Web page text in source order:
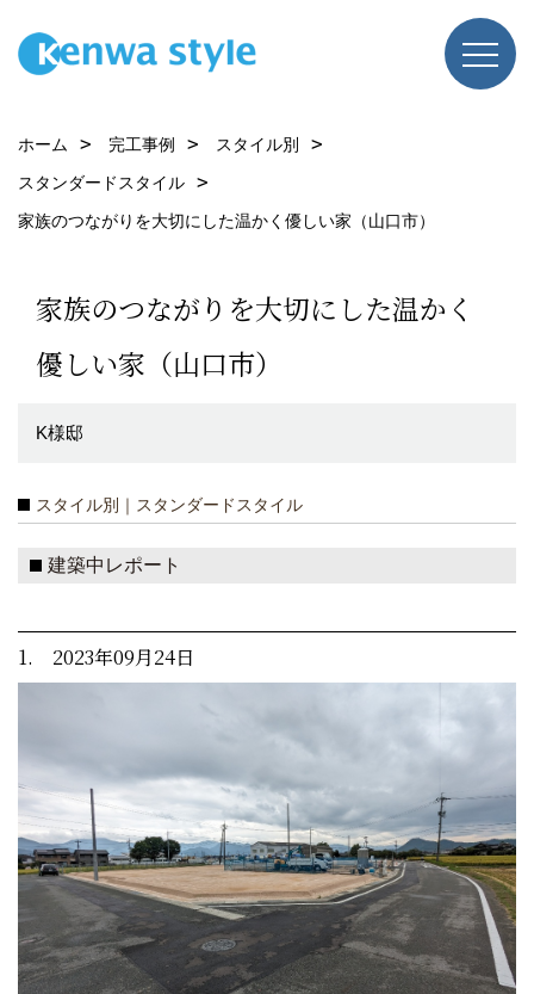
ホーム 完工事例
スタイル別
スタンダードスタイル
家族のつながりを大切にした温かく優しい家（山口市）
家族のつながりを大切にした温かく
優しい家（山口市）
K様邸
スタイル別｜スタンダードスタイル
建築中レポート
1. 2023年09月24日